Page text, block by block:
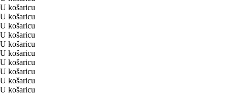
U košaricu
U košaricu
U košaricu
U košaricu
U košaricu
U košaricu
U košaricu
U košaricu
U košaricu
U košaricu